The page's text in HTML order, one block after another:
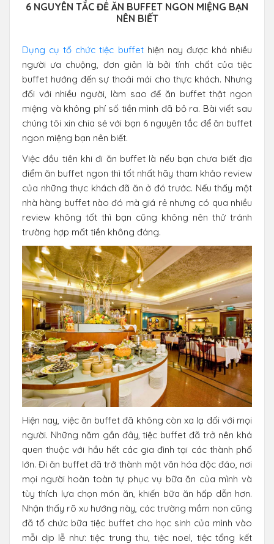
6 NGUYÊN TẮC ĐỂ ĂN BUFFET NGON MIỆNG BẠN
NÊN BIẾT
Dụng cụ tổ chức tiệc buffethiện nay được khá nhiều
người ưa chuộng, đơn giản là bởi tính chất của tiệc
buffet hướng đến sự thoải mái cho thực khách. Nhưng
đối với nhiều người, làm sao để ăn buffet thật ngon
miệng và không phí số tiền mình đã bỏ ra. Bài viết sau
chúng tôi xin chia sẻ với bạn 6 nguyên tắc để ăn buffet
ngon miệng bạn nên biết.
Việc đầu tiên khi đi ăn buffet là nếu bạn chưa biết địa
điểm ăn buffet ngon thì tốt nhất hãy tham khảo review
của những thực khách đã ăn ở đó trước. Nếu thấy một
nhà hàng buffet nào đó mà giá rẻ nhưng có qua nhiều
review không tốt thì bạn cũng không nên thử tránh
trường hợp mất tiền không đáng.
Hiện nay, việc ăn buffet đã không còn xa lạ đối với mọi
người. Những năm gần đây, tiệc buffet đã trở nên khá
quen thuộc với hầu hết các gia đình tại các thành phố
lớn. Đi ăn buffet đã trở thành một văn hóa độc đáo, nơi
mọi người hoàn toàn tự phục vụ bữa ăn của mình và
tùy thích lựa chọn món ăn, khiến bữa ăn hấp dẫn hơn.
Nhận thấy rõ xu hướng này, các trường mầm non cũng
đã tổ chức bữa tiệc buffet cho học sinh của mình vào
mỗi dịp lễ như: tiệc trung thu, tiệc noel, tiệc tổng kết